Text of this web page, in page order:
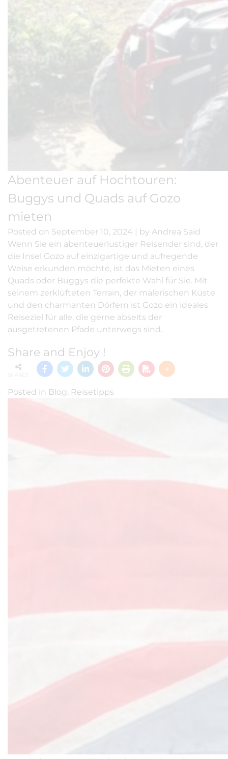
Abenteuer auf Hochtouren:
Buggys und Quads auf Gozo
mieten
Posted on September 10, 2024 | by Andrea Said
Wenn Sie ein abenteuerlustiger Reisender sind, der
die Insel Gozo auf einzigartige und aufregende
Weise erkunden möchte, ist das Mieten eines
Quads oder Buggys die perfekte Wahl für Sie. Mit
seinem zerklüfteten Terrain, der malerischen Küste
und den charmanten Dörfern ist Gozo ein ideales
Reiseziel für alle, die gerne abseits der
ausgetretenen Pfade unterwegs sind.
Share and Enjoy !
Posted in Blog, Reisetipps